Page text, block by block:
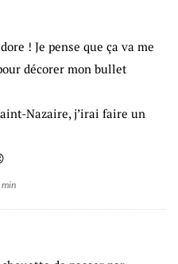
! Je pense que ça va me
décorer mon bullet
Nazaire, j’irai faire un